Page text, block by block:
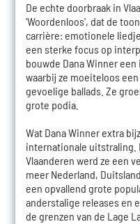
De echte doorbraak in
'Woordenloos', dat de
carrière: emotionele
een sterke focus op
bouwde Dana Winner
waarbij ze moeiteloos
gevoelige ballads. Ze
grote podia.
Wat Dana Winner extra
internationale uitstraling.
Vlaanderen werd ze een
meer Nederland,
een opvallend grote
anderstalige releases en
de grenzen van de Lage